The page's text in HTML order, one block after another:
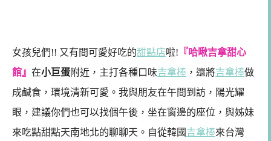
女孩兒們!! 又有間可愛好吃的甜點店啦! 『哈啾吉拿甜心
館』 在小巨蛋附近，主打各種口味吉拿棒 ，還將吉拿棒做
成鹹食，環境清新可愛。我與朋友在午間到訪，陽光耀
眼，建議你們也可以找個午後，坐在窗邊的座位，與姊妹
來吃點甜點天南地北的聊聊天。自從韓國 吉拿棒來台灣